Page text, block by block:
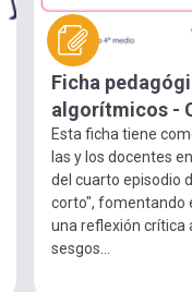
Ficha
algorítmicos -
Esta ficha tiene
las y los docentes
del cuarto episodio
corto", fomentando
una reflexión crítica
sesgos...